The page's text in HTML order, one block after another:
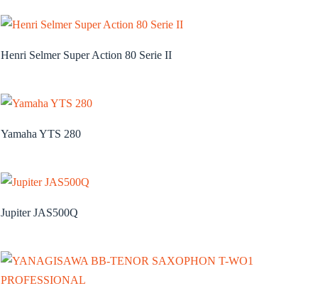
Henri Selmer Super Action 80 Serie II
Yamaha YTS 280
Jupiter JAS500Q